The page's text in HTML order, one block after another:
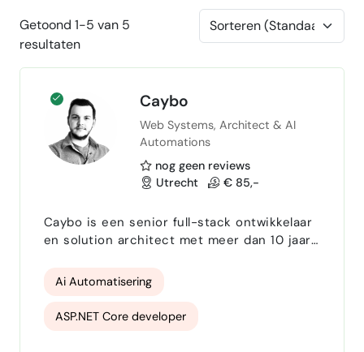
Getoond 1-5 van 5
resultaten
Caybo
Web Systems, Architect & AI
Automations
nog geen reviews
Utrecht
€ 85,-
Caybo is een senior full-stack ontwikkelaar
en solution architect met meer dan 10 jaar
webapplicaties en mobiele apps . Hij heeft
een brede achtergrond in de ICT-sector en
levert end-to-end oplossingen — van
concept en architectuur tot ontwikkeling,
Ai Automatisering
ASP.NET Core developer